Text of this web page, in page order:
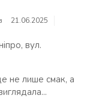
21.06.2025
вул.
не лише смак, а